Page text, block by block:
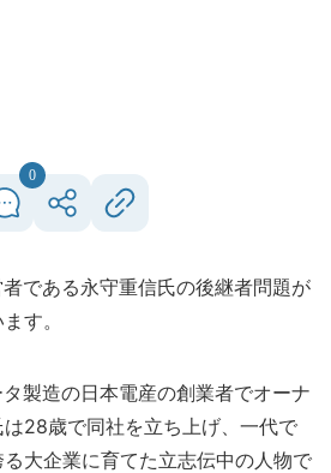
0
である永守重信氏の後継者問題が
す。
製造の日本電産の創業者でオーナ
28歳で同社を立ち上げ、一代で
大企業に育てた立志伝中の人物で